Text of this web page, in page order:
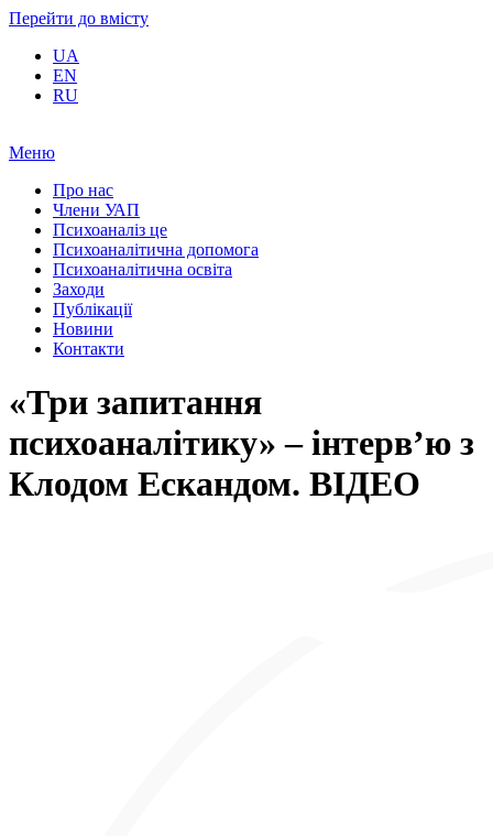
Перейти до вмісту
UA
EN
RU
Меню
Про нас
Члени УАП
Психоаналіз це
Психоаналітична допомога
Психоаналітична освіта
Заходи
Публікації
Новини
Контакти
«Три запитання
психоаналітику» – інтерв’ю з
Клодом Ескандом. ВІДЕО